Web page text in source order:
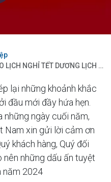
NGHỈ TẾT DƯƠNG LỊCH 2025
lại những khoảnh khắc
đầu mới đầy hứa hẹn.
những ngày cuối năm,
Nam xin gửi lời cảm ơn
khách hàng, Quý đối
nên những dấu ấn tuyệt
năm 2024